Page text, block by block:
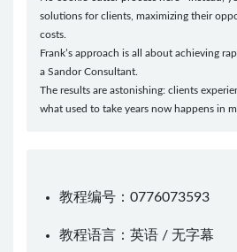
solutions for clients, maximizing their
costs.
Frank’s approach is all about achieving
a Sandor Consultant.
The results are astonishing: clients
what used to take years now happens in
教程编号：0776073593
教程语言：英语 / 无字幕